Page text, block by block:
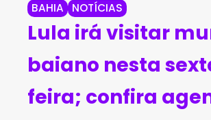
BAHIA NOTÍCIAS
Lula irá visitar
baiano nesta
feira; confira